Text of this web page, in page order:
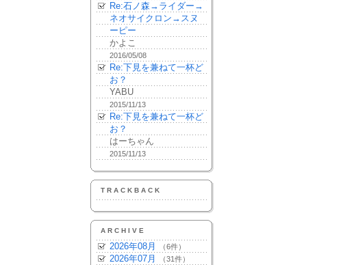
Re:石ノ森→ライダー→
ネオサイクロン→スヌ
ーピー
かよこ
2016/05/08
Re:下見を兼ねて一杯ど
お？
YABU
2015/11/13
Re:下見を兼ねて一杯ど
お？
はーちゃん
2015/11/13
TRACKBACK
ARCHIVE
2026年08月 （6件）
2026年07月 （31件）